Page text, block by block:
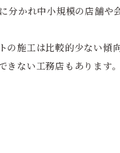
分かれ中小規模の店舗や
施工は比較的少ない傾
きない工務店もあります